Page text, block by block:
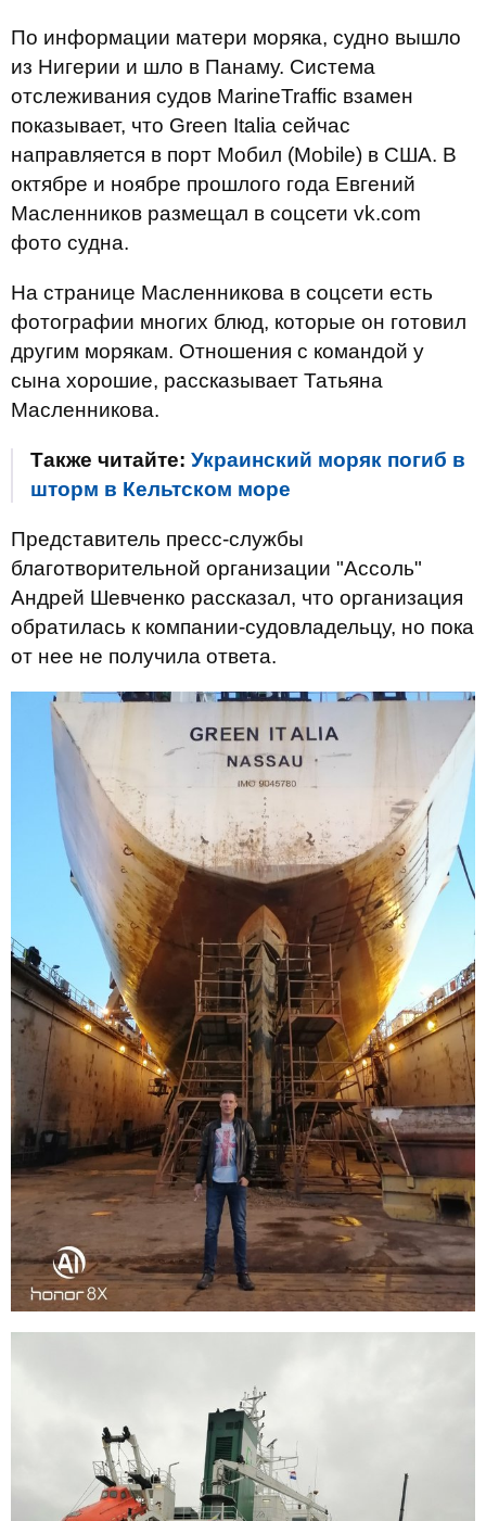
По информации матери моряка, судно вышло
из Нигерии и шло в Панаму. Система
отслеживания судов MarineTraffic взамен
показывает, что Green Italia сейчас
направляется в порт Мобил (Mobile) в США. В
октябре и ноябре прошлого года Евгений
Масленников размещал в соцсети vk.com
фото судна.
На странице Масленникова в соцсети есть
фотографии многих блюд, которые он готовил
другим морякам. Отношения с командой у
сына хорошие, рассказывает Татьяна
Масленникова.
Также читайте: Украинский моряк погиб в
шторм в Кельтском море
Представитель пресс-службы
благотворительной организации "Ассоль"
Андрей Шевченко рассказал, что организация
обратилась к компании-судовладельцу, но пока
от нее не получила ответа.